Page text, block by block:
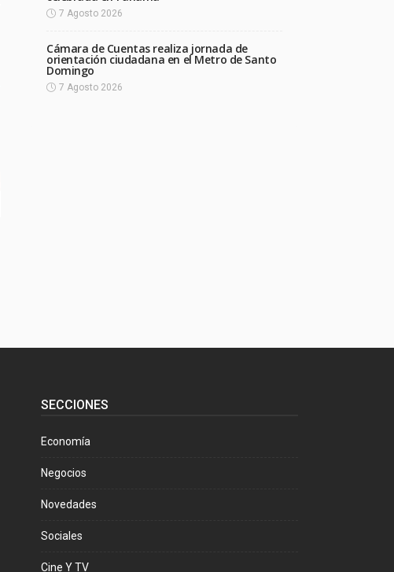
7 Agosto 2026
Cámara de Cuentas realiza jornada de
orientación ciudadana en el Metro de Santo
Domingo
7 Agosto 2026
SECCIONES
Economía
Negocios
Novedades
Sociales
Cine Y TV